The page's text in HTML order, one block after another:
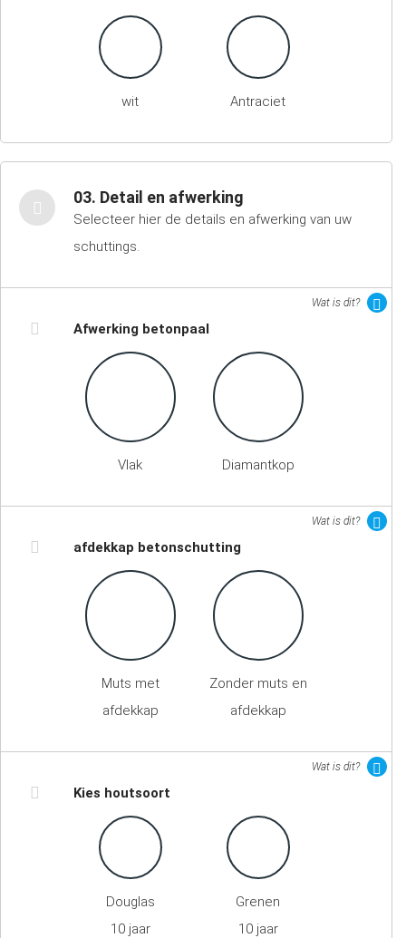
wit Antraciet
03. Detail en afwerking
Selecteer hier de details en afwerking van uw
schuttings.
Wat is dit?
Afwerking betonpaal
Vlak Diamantkop
Wat is dit?
afdekkap betonschutting
Muts met
afdekkap
Zonder muts en
afdekkap
Wat is dit?
Kies houtsoort
Douglas
10 jaar
Grenen
10 jaar